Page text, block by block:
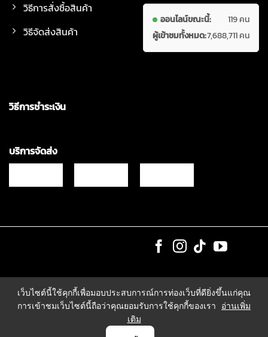
วิธีการสั่งซื้อสินค้า
วิธีจัดส่งสินค้า
ออนไลน์ขณะนี้:
119 คน
ผู้เข้าชมทั้งหมด:7,688,711 คน
วิธีการชำระเงิน
บริการจัดส่ง
เว็บไซต์นี้ใช้คุกกี้เพื่อมอบประสบการณ์การท่องเว็บที่ดียิ่งขึ้นแก่คุณ
การเข้าชมเว็บไซต์นี้ถือว่าคุณยอมรับการใช้คุกกี้ของเรา
อ่านเพิ่ม
เติม